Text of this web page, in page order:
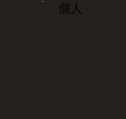
個人